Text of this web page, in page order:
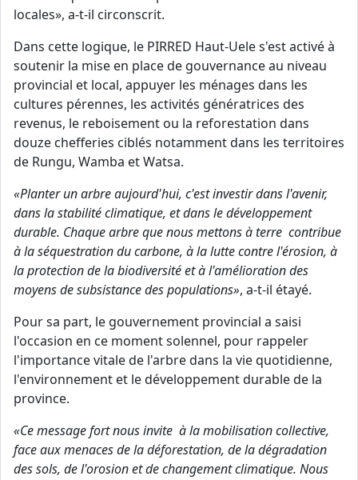
locales», a-t-il circonscrit.
Dans cette logique, le PIRRED Haut-Uele s'est activé à
soutenir la mise en place de gouvernance au niveau
provincial et local, appuyer les ménages dans les
cultures pérennes, les activités génératrices des
revenus, le reboisement ou la reforestation dans
douze chefferies ciblés notamment dans les territoires
de Rungu, Wamba et Watsa.
«Planter un arbre aujourd'hui, c'est investir dans l'avenir,
dans la stabilité climatique, et dans le développement
durable. Chaque arbre que nous mettons à terre contribue
à la séquestration du carbone, à la lutte contre l'érosion, à
la protection de la biodiversité et à l'amélioration des
moyens de subsistance des populations», a-t-il étayé.
Pour sa part, le gouvernement provincial a saisi
l'occasion en ce moment solennel, pour rappeler
l'importance vitale de l'arbre dans la vie quotidienne,
l'environnement et le développement durable de la
province.
«Ce message fort nous invite à la mobilisation collective,
face aux menaces de la déforestation, de la dégradation
des sols, de l'orosion et de changement climatique. Nous